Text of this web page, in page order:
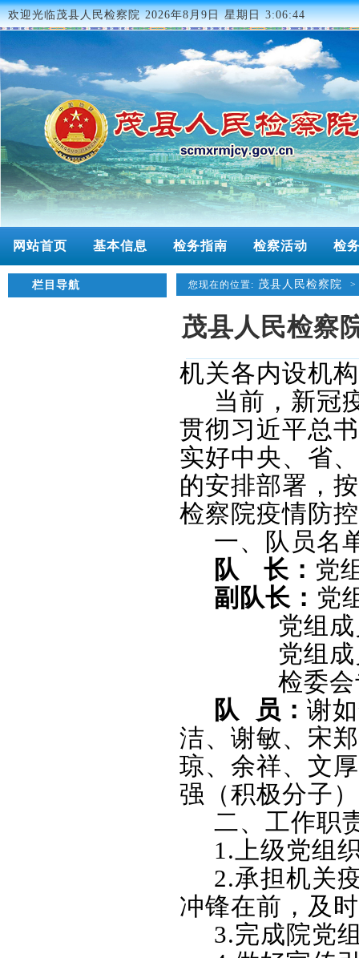
欢迎光临茂县人民检察院2026年8月9日 星期日 3:06:44
网站首页 基本信息 检务指南 检察活动 检
栏目导航 您现在的位置: 茂县人民检察院
茂县人民检察
机关各内设机
当前，新冠
贯彻习近平总
实好中央、省
的安排部署，
检察院疫情防
一、队员名
队 长： 党
副队长： 党
党组
党组
检委
队
员： 谢
洁、谢敏、宋
琼、余祥、文
强（积极分子）
二、工作职
1.上级党组
2.承担机关
冲锋在前，及
3.完成院党